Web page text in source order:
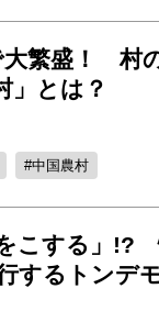
大繁盛！ 村
」とは？
中国農村
こする」!?
するトンデ